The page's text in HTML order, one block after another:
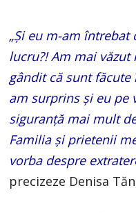
„Și eu m-am
lucru?! Am mai
gândit că sunt
am surprins și eu pe
siguranță mai mult
Familia și prietenii
vorba despre
precizeze Denisa